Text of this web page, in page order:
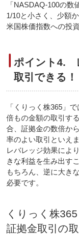
「NASDAQ-100の数
1/10と小さく、少額
米国株価指数への投
ポイント4.
取引できる！
「くりっく株365」
倍もの金額の取引す
合、証拠金の数倍か
率のよい取引といえま
レバレッジ効果によ
きな利益を生み出す
もちろん、逆に大き
必要です。
くりっく株
証拠金取引の